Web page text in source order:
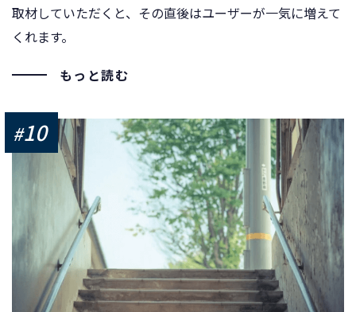
取材していただくと、その直後はユーザーが一気に増えて
くれます。
もっと読む
#10